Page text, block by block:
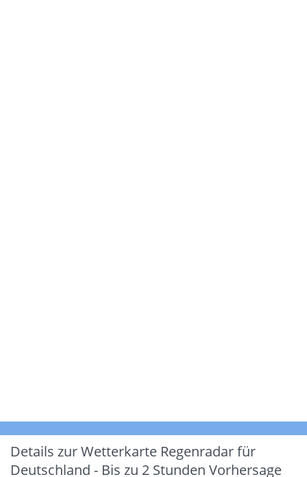
Details zur Wetterkarte Regenradar für
Deutschland - Bis zu 2 Stunden Vorhersage